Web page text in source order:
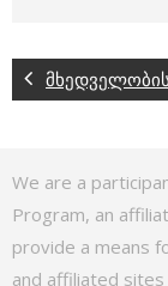
We are a
Program, an
provide a means
and affiliated sites